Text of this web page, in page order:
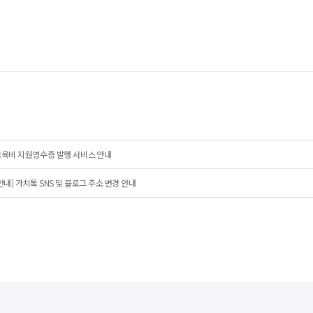
비 지원영수증 발행 서비스 안내
내] 가치톡 SNS 및 블로그 주소 변경 안내